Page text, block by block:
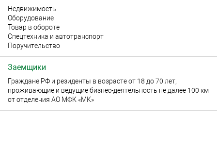
Недвижимость
Оборудование
Товар в обороте
Спецтехника и автотранспорт
Поручительство
Заемщики
Граждане РФ и резиденты в возрасте от 18 до 70 лет,
проживающие и ведущие бизнес-деятельность не далее 100 км
от отделения АО МФК «МК»